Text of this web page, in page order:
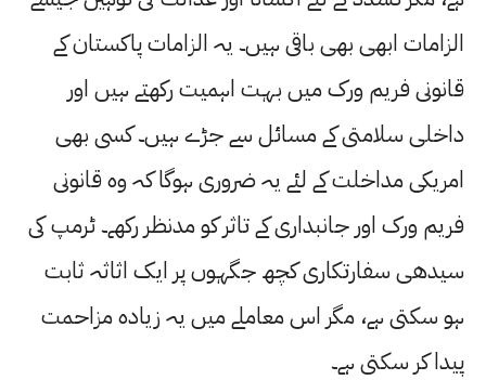
الزامات ابھی بھی باقی ہیں۔ یہ الزامات پاکستان کے
قانونی فریم ورک میں بہت اہمیت رکھتے ہیں اور
داخلی سلامتی کے مسائل سے جڑے ہیں۔ کسی بھی
امریکی مداخلت کے لئے یہ ضروری ہوگا کہ وہ قانونی
فریم ورک اور جانبداری کے تاثر کو مدنظر رکھے۔ ٹرمپ کی
سیدھی سفارتکاری کچھ جگہوں پر ایک اثاثہ ثابت
ہو سکتی ہے، مگر اس معاملے میں یہ زیادہ مزاحمت
پیدا کر سکتی ہے۔